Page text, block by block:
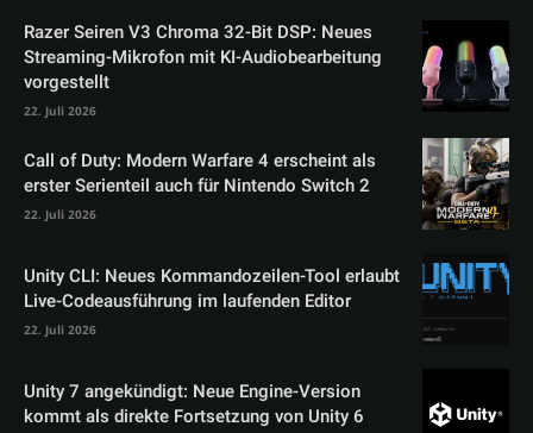
Razer Seiren V3 Chroma 32-Bit DSP: Neues
Streaming-Mikrofon mit KI-Audiobearbeitung
vorgestellt
22. Juli 2026
Call of Duty: Modern Warfare 4 erscheint als
erster Serienteil auch für Nintendo Switch 2
22. Juli 2026
Unity CLI: Neues Kommandozeilen-Tool erlaubt
Live-Codeausführung im laufenden Editor
22. Juli 2026
Unity 7 angekündigt: Neue Engine-Version
kommt als direkte Fortsetzung von Unity 6